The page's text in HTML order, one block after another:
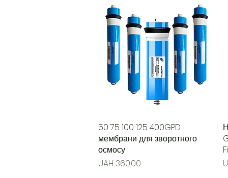
Quick View
50 75 100 125 400GPD
мембрани для зворотного
осмосу
Price
UAH 360.00